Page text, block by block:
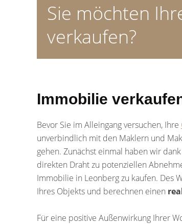
Sie möchten
verkaufen?
Immobilie
Bevor Sie im Alleingang versuchen, Ihre
unverbindlich mit den Maklern und
gehen. Zunächst einmal haben wir
direkten Draht zu potenziellen
Immobilie in Leonberg zu kaufen. Des
Ihres Objekts und berechnen einen
Für eine positive Außenwirkung Ihrer